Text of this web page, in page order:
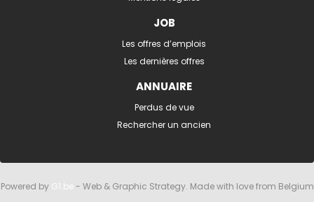
JOB
Les offres d’emplois
Les dernières offres
ANNUAIRE
Perdus de vue
Rechercher un ancien
Powered by G1.be- Web & Graphic Strategy. Made with love from Belgium